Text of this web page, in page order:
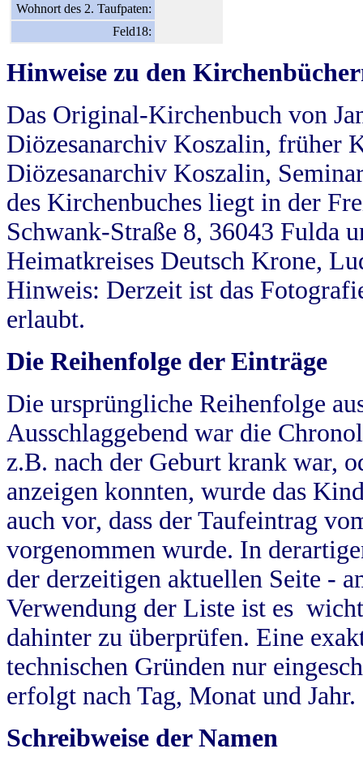
Wohnort des 2. Taufpaten:
Feld18:
Hinweise zu den
Das Original-Kirchenbuch von
Diözesanarchiv Koszalin, früher
Diözesanarchiv Koszalin,
des Kirchenbuches liegt in der
Schwank-Straße 8, 36043 Fulda
Heimatkreises Deutsch Krone,
Hinweis: Derzeit ist das
erlaubt.
Die Reihenfolge der Einträge
Die ursprüngliche Reihenfolge
Ausschlaggebend war die
z.B. nach der Geburt krank war,
anzeigen konnten, wurde das
auch vor, dass der Taufeintrag
vorgenommen wurde. In
der derzeitigen aktuellen Seite -
Verwendung der Liste ist es
dahinter zu überprüfen. Eine
technischen Gründen nur
erfolgt nach Tag, Monat und Jahr.
Schreibweise der Namen